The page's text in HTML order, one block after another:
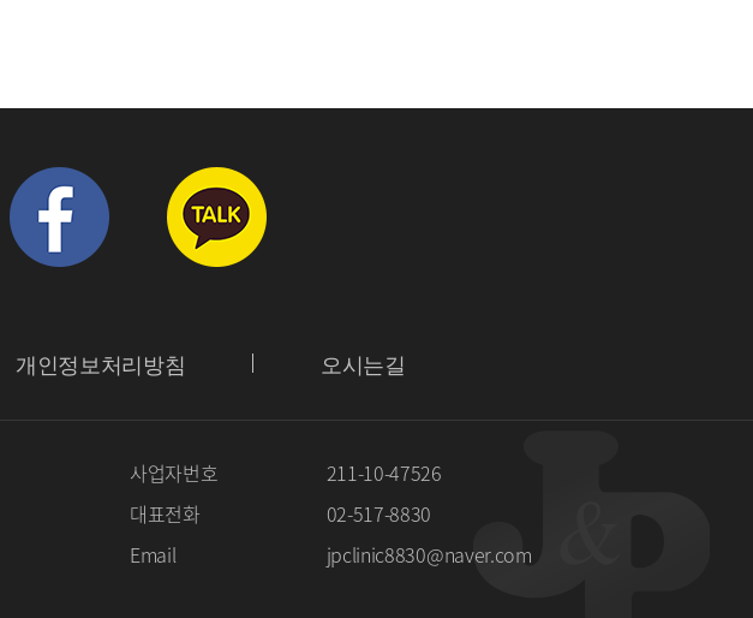
개인정보처리방침 오시는길
사업자번호
211-10-47526
대표전화
02-517-8830
Email
jpclinic8830@naver.com